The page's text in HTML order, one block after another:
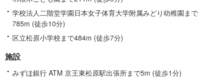
学校法人二階堂学園日本女子体育大学附属みどり幼稚園まで
785m (徒歩10分)
区立松原小学校まで484m (徒歩7分)
施設
みずほ銀行 ATM 京王東松原駅出張所まで5m (徒歩1分)